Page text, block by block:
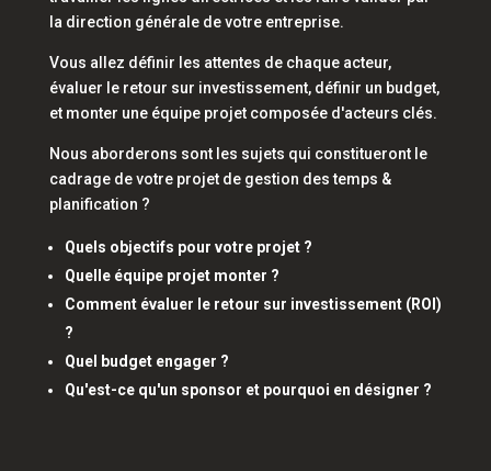
la direction générale de votre entreprise.
Vous allez définir les attentes de chaque acteur,
évaluer le retour sur investissement, définir un budget,
et monter une équipe projet composée d'acteurs clés.
Nous aborderons sont les sujets qui constitueront le
cadrage de votre projet de gestion des temps &
planification ?
Quels objectifs pour votre projet ?
Quelle équipe projet monter ?
Comment évaluer le retour sur investissement (ROI)
?
Quel budget engager ?
Qu'est-ce qu'un sponsor et pourquoi en désigner ?